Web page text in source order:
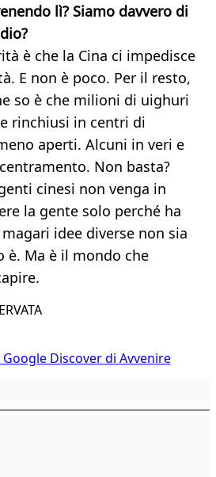
lì? Siamo davvero di
è che la Cina ci impedisce
E non è poco. Per il resto,
so è che milioni di uighuri
rinchiusi in centri di
aperti. Alcuni in veri e
Non basta?
cinesi non venga in
la gente solo perché ha
idee diverse non sia
è. Ma è il mondo che
Discover di Avvenire